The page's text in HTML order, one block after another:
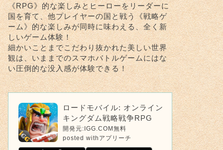
《RPG》的な楽しみとヒーローをリーダーに
国を育て、他プレイヤーの国と戦う《戦略ゲ
ーム》的な楽しみが同時に味わえる、全く新
しいゲーム体験！
細かいことまでこだわり抜かれた美しい世界
観は、いままでのスマホバトルゲームにはな
い圧倒的な没入感が体験できる！
ロードモバイル: オンライン
キングダム戦略戦争RPG
開発元:IGG.COM無料
posted with アプリーチ